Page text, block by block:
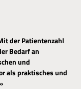
der Patientenzahl
Bedarf an
und
als praktisches und